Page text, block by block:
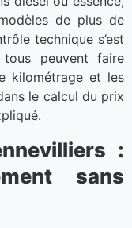
de plus de
technique s’est
peuvent faire
kilométrage et les
le calcul du prix
:
sans